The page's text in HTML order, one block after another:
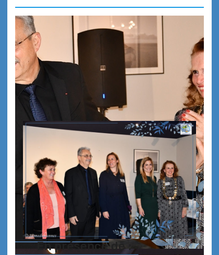
En présence de :